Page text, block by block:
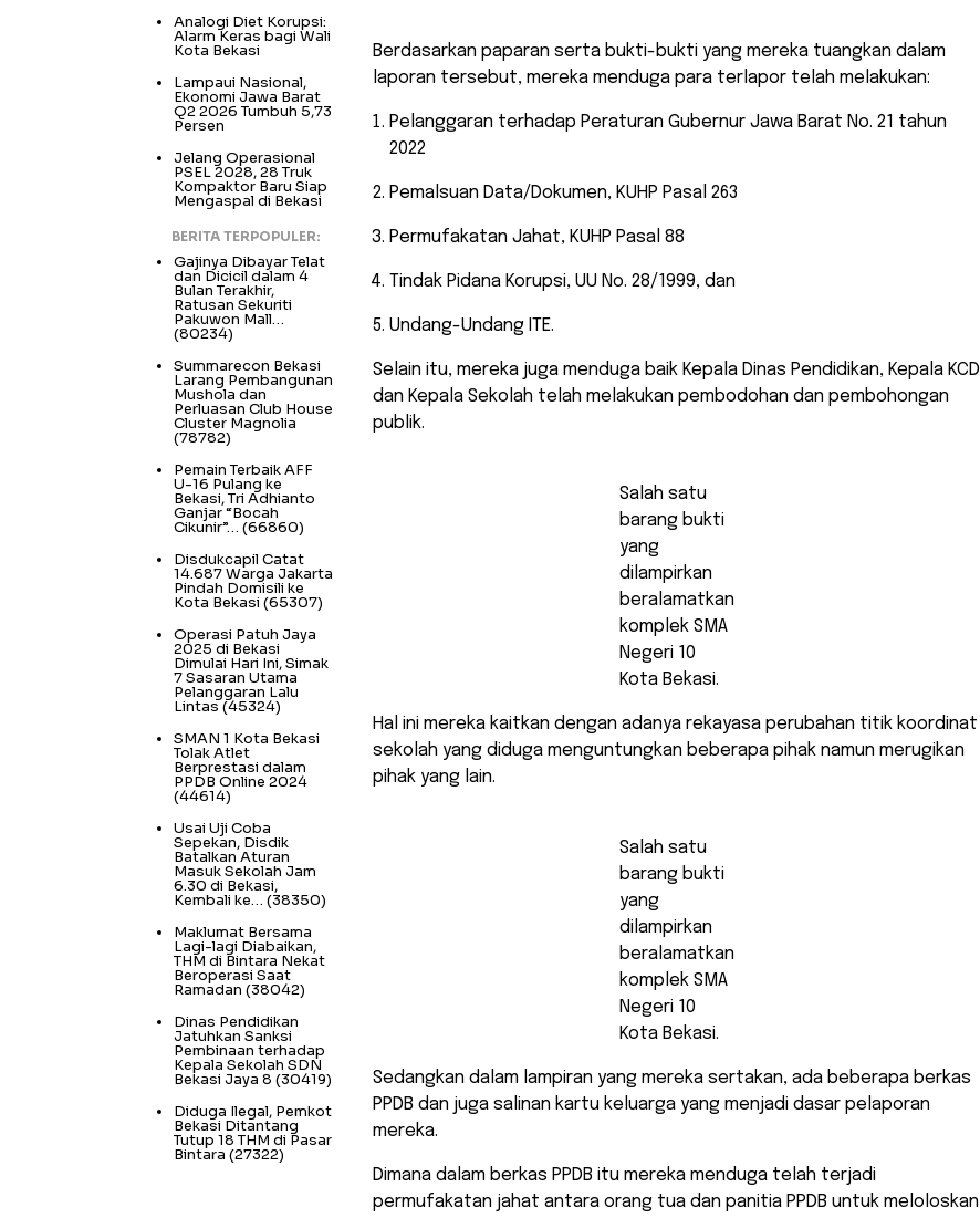
Berdasarkan paparan serta bukti-bukti yang mereka tuangkan dalam
laporan tersebut, mereka menduga para terlapor telah melakukan:
Pelanggaran terhadap Peraturan Gubernur Jawa Barat No. 21 tahun
2022
Pemalsuan Data/Dokumen, KUHP Pasal 263
Permufakatan Jahat, KUHP Pasal 88
Tindak Pidana Korupsi, UU No. 28/1999, dan
Undang-Undang ITE.
Selain itu, mereka juga menduga baik Kepala Dinas Pendidikan, Kepala KCD
dan Kepala Sekolah telah melakukan pembodohan dan pembohongan
publik.
Salah satu
barang bukti
yang
dilampirkan
beralamatkan
komplek SMA
Negeri 10
Kota Bekasi.
Hal ini mereka kaitkan dengan adanya rekayasa perubahan titik koordinat
sekolah yang diduga menguntungkan beberapa pihak namun merugikan
pihak yang lain.
Salah satu
barang bukti
yang
dilampirkan
beralamatkan
komplek SMA
Negeri 10
Kota Bekasi.
Sedangkan dalam lampiran yang mereka sertakan, ada beberapa berkas
PPDB dan juga salinan kartu keluarga yang menjadi dasar pelaporan
mereka.
Dimana dalam berkas PPDB itu mereka menduga telah terjadi
permufakatan jahat antara orang tua dan panitia PPDB untuk meloloskan
Analogi Diet Korupsi:
Alarm Keras bagi Wali
Kota Bekasi
Lampaui Nasional,
Ekonomi Jawa Barat
Q2 2026 Tumbuh 5,73
Persen
Jelang Operasional
PSEL 2028, 28 Truk
Kompaktor Baru Siap
Mengaspal di Bekasi
BERITA TERPOPULER:
Gajinya Dibayar Telat
dan Dicicil dalam 4
Bulan Terakhir,
Ratusan Sekuriti
Pakuwon Mall…
(80234)
Summarecon Bekasi
Larang Pembangunan
Mushola dan
Perluasan Club House
Cluster Magnolia
(78782)
Pemain Terbaik AFF
U-16 Pulang ke
Bekasi, Tri Adhianto
Ganjar “Bocah
Cikunir”… (66860)
Disdukcapil Catat
14.687 Warga Jakarta
Pindah Domisili ke
Kota Bekasi (65307)
Operasi Patuh Jaya
2025 di Bekasi
Dimulai Hari Ini, Simak
7 Sasaran Utama
Pelanggaran Lalu
Lintas(45324)
SMAN 1 Kota Bekasi
Tolak Atlet
Berprestasi dalam
PPDB Online 2024
(44614)
Usai Uji Coba
Sepekan, Disdik
Batalkan Aturan
Masuk Sekolah Jam
6.30 di Bekasi,
Kembali ke… (38350)
Maklumat Bersama
Lagi-lagi Diabaikan,
THM di Bintara Nekat
Beroperasi Saat
Ramadan (38042)
Dinas Pendidikan
Jatuhkan Sanksi
Pembinaan terhadap
Kepala Sekolah SDN
Bekasi Jaya 8 (30419)
Diduga Ilegal, Pemkot
Bekasi Ditantang
Tutup 18 THM di Pasar
Bintara (27322)